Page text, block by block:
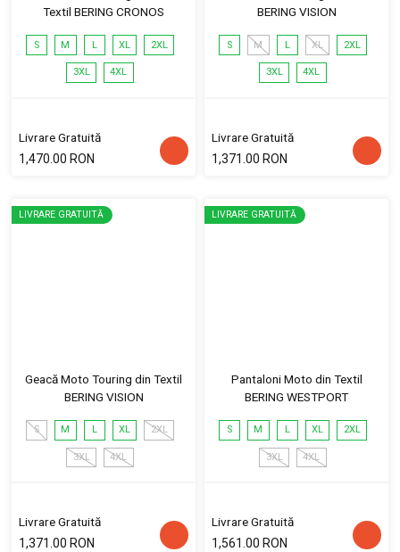
Textil BERING CRONOS
S M L XL 2XL
3XL 4XL
Livrare Gratuită
1,470.00 RON
BERING VISION
S M L XL 2XL
3XL 4XL
Livrare Gratuită
1,371.00 RON
LIVRARE GRATUITĂ
Geacă Moto Touring din Textil
BERING VISION
S M L XL 2XL
3XL 4XL
Livrare Gratuită
1,371.00 RON
LIVRARE GRATUITĂ
Pantaloni Moto din Textil
BERING WESTPORT
S M L XL 2XL
3XL 4XL
Livrare Gratuită
1,561.00 RON